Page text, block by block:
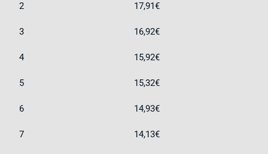
2 17,91€
3 16,92€
4 15,92€
5 15,32€
6 14,93€
7 14,13€